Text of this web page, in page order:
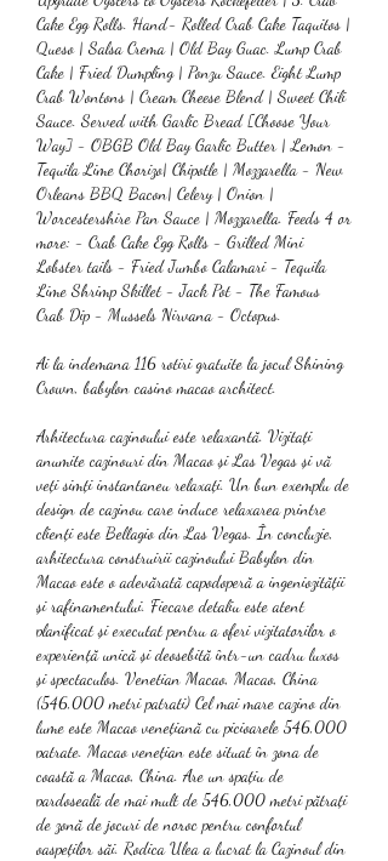
Cake Egg Rolls. Hand- Rolled Crab Cake Taquitos |
Queso | Salsa Crema | Old Bay Guac. Lump Crab
Cake | Fried Dumpling | Ponzu Sauce. Eight Lump
Crab Wontons | Cream Cheese Blend | Sweet Chili
Sauce. Served with Garlic Bread [Choose Your
Way] - OBGB Old Bay Garlic Butter | Lemon -
Tequila Lime Chorizo| Chipotle | Mozzarella - New
Orleans BBQ Bacon| Celery | Onion |
Worcestershire Pan Sauce | Mozzarella. Feeds 4 or
more: - Crab Cake Egg Rolls - Grilled Mini
Lobster tails - Fried Jumbo Calamari - Tequila
Lime Shrimp Skillet - Jack Pot - The Famous
Crab Dip - Mussels Nirvana - Octopus.
Ai la indemana 116 rotiri gratuite la jocul Shining
Crown, babylon casino macao architect.
Arhitectura cazinoului este relaxantă. Vizitați
anumite cazinouri din Macao și Las Vegas și vă
veți simți instantaneu relaxați. Un bun exemplu de
design de cazinou care induce relaxarea printre
clienți este Bellagio din Las Vegas. În concluzie,
arhitectura construirii cazinoului Babylon din
Macao este o adevărată capodoperă a ingeniozității
și rafinamentului. Fiecare detaliu este atent
planificat și executat pentru a oferi vizitatorilor o
experiență unică și deosebită într-un cadru luxos
și spectaculos. Venetian Macao, Macao, China
(546,000 metri patrati) Cel mai mare cazino din
lume este Macao venețiană cu picioarele 546,000
patrate. Macao venețian este situat în zona de
coastă a Macao, China. Are un spațiu de
pardoseală de mai mult de 546,000 metri pătrați
de zonă de jocuri de noroc pentru confortul
oaspeților săi. Rodica Ulea a lucrat la Cazinoul din